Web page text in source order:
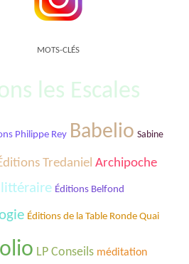
MOTS-CLÉS
les Escales
Philippe Rey Babelio Sabine
Tredaniel Archipoche
Éditions Belfond
Éditions de la Table Ronde Quai
LP Conseils méditation